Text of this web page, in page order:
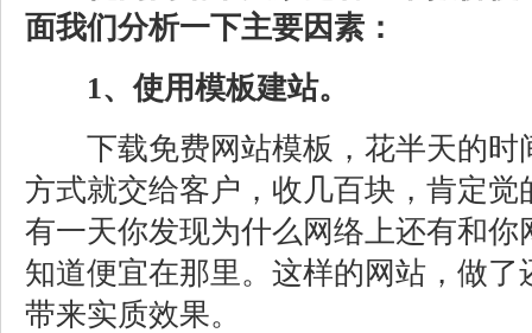
面我们分析一下主要因素：
1、使用模板建站。
下载免费网站模板，花半天的时
方式就交给客户，收几百块，肯定
有一天你发现为什么网络上还有和
知道便宜在那里。这样的网站，做
带来实质效果。